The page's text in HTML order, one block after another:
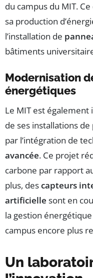
du campus du MIT.
sa production
l’installation de
bâtiments
Modernisation
énergétiques
Le MIT est
de ses installations
par l’intégration de
avancée. Ce projet
carbone par rapport
plus, descapteurs
artificielle sont en
la gestion
campus encore plus
Un